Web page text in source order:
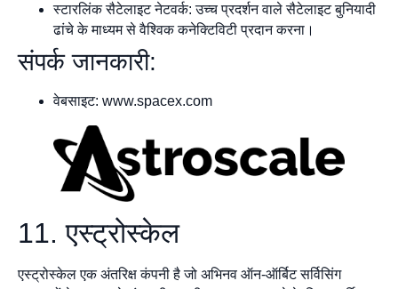
स्टारलिंक सैटेलाइट नेटवर्क: उच्च प्रदर्शन वाले सैटेलाइट बुनियादी
ढांचे के माध्यम से वैश्विक कनेक्टिविटी प्रदान करना।
संपर्क जानकारी:
वेबसाइट: www.spacex.com
11. एस्ट्रोस्केल
एस्ट्रोस्केल एक अंतरिक्ष कंपनी है जो अभिनव ऑन-ऑर्बिट सर्विसिंग